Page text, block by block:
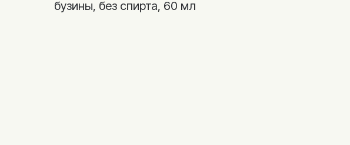
бузины, без спирта, 60 мл